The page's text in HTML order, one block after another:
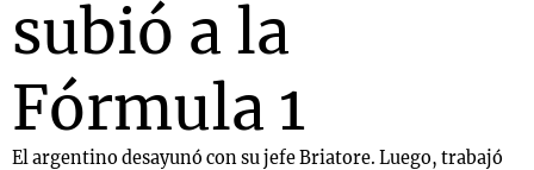
subió a la
Fórmula 1
El argentino desayunó con su jefe Briatore. Luego, trabajó